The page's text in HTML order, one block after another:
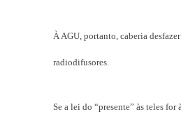
À AGU, portanto, caberia
radiodifusores.
Se a lei do “presente” às teles for